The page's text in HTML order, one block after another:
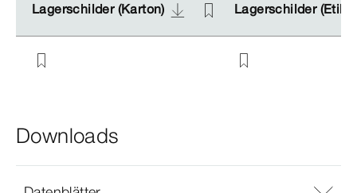
Lagerschilder (Karton) Lagerschilder
Lagerschilder (Karton) Lagerschilder
Downloads